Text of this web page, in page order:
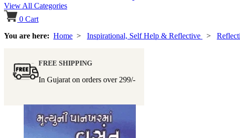
View All Categories
0 Cart
You are here: Home > Inspirational, Self Help & Reflective >
FREE SHIPPING
In Gujarat on orders over 299/-